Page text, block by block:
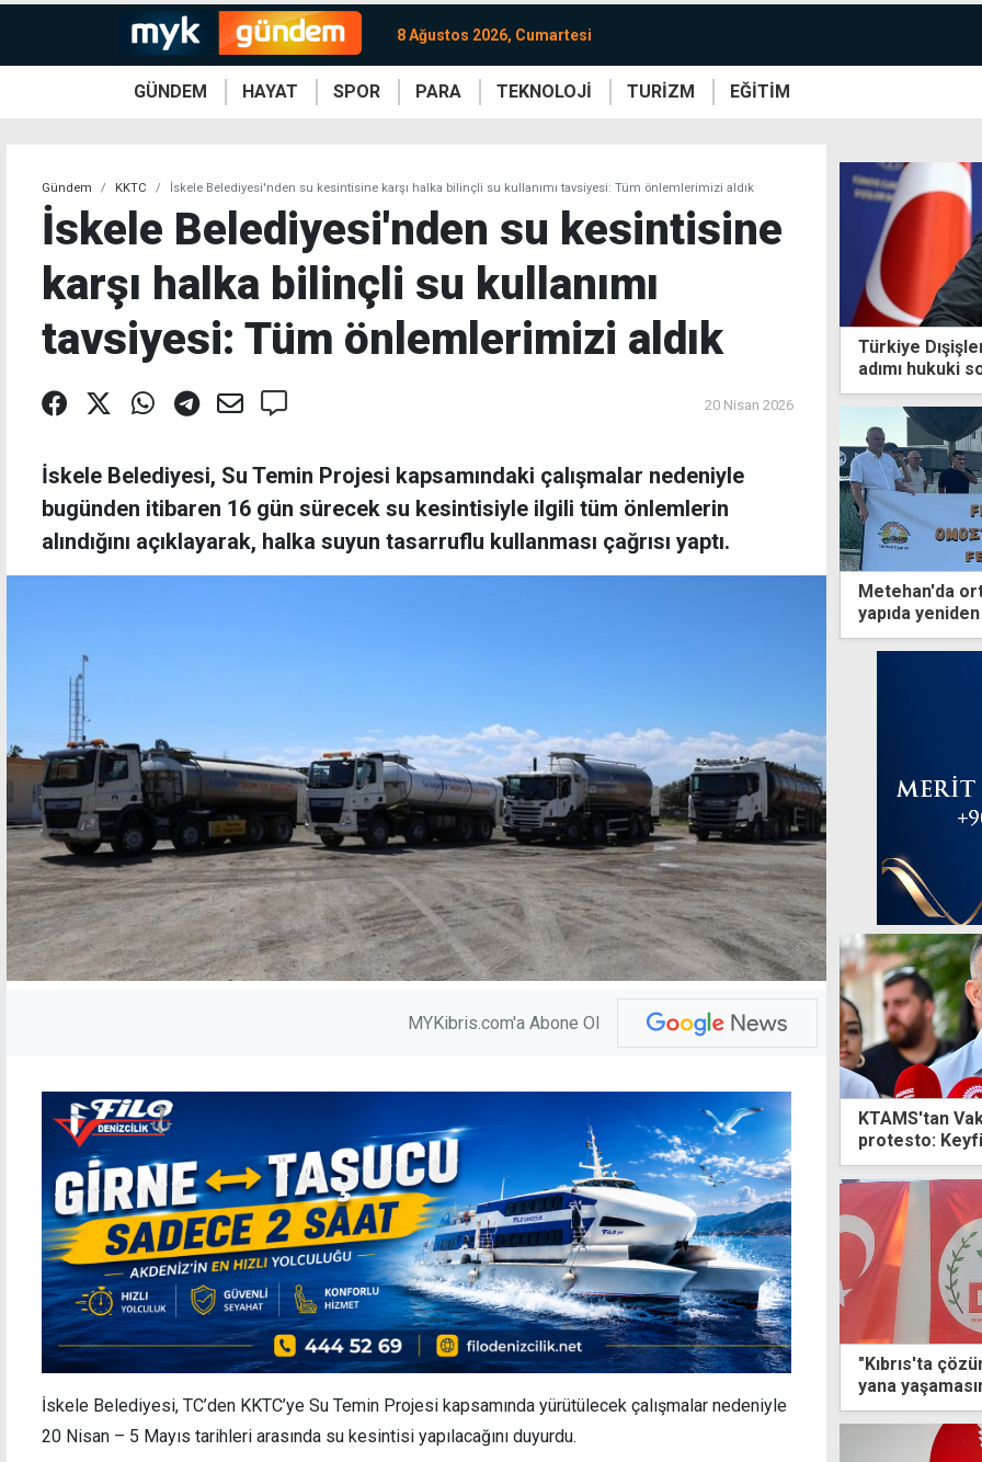
8 Ağustos 2026, Cumartesi
GÜNDEM HAYAT SPOR PARA TEKNOLOJİ TURİZM EĞİTİM
Gündem KKTC İskele Belediyesi'nden su kesintisine karşı halka bilinçli su kullanımı tavsiyesi: Tüm önlemlerimizi aldık
İskele Belediyesi'nden su kesintisine
karşı halka bilinçli su kullanımı
tavsiyesi: Tüm önlemlerimizi aldık
20 Nisan 2026
İskele Belediyesi, Su Temin Projesi kapsamındaki çalışmalar nedeniyle
bugünden itibaren 16 gün sürecek su kesintisiyle ilgili tüm önlemlerin
alındığını açıklayarak, halka suyun tasarruflu kullanması çağrısı yaptı.
MYKibris.com'a Abone Ol
İskele Belediyesi, TC’den KKTC’ye Su Temin Projesi kapsamında yürütülecek çalışmalar nedeniyle
20 Nisan – 5 Mayıs tarihleri arasında su kesintisi yapılacağını duyurdu.
Türkiye
adımı hukuki
Metehan'da
yapıda
KTAMS'tan
protesto:
yargıya
"Kıbrıs'ta
yana